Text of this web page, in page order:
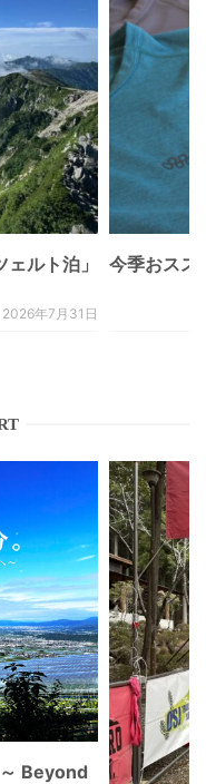
ルト泊」
2026年7月31日
今季おスス
Beyond